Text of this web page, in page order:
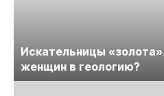
Искательницы
женщин в геологию?